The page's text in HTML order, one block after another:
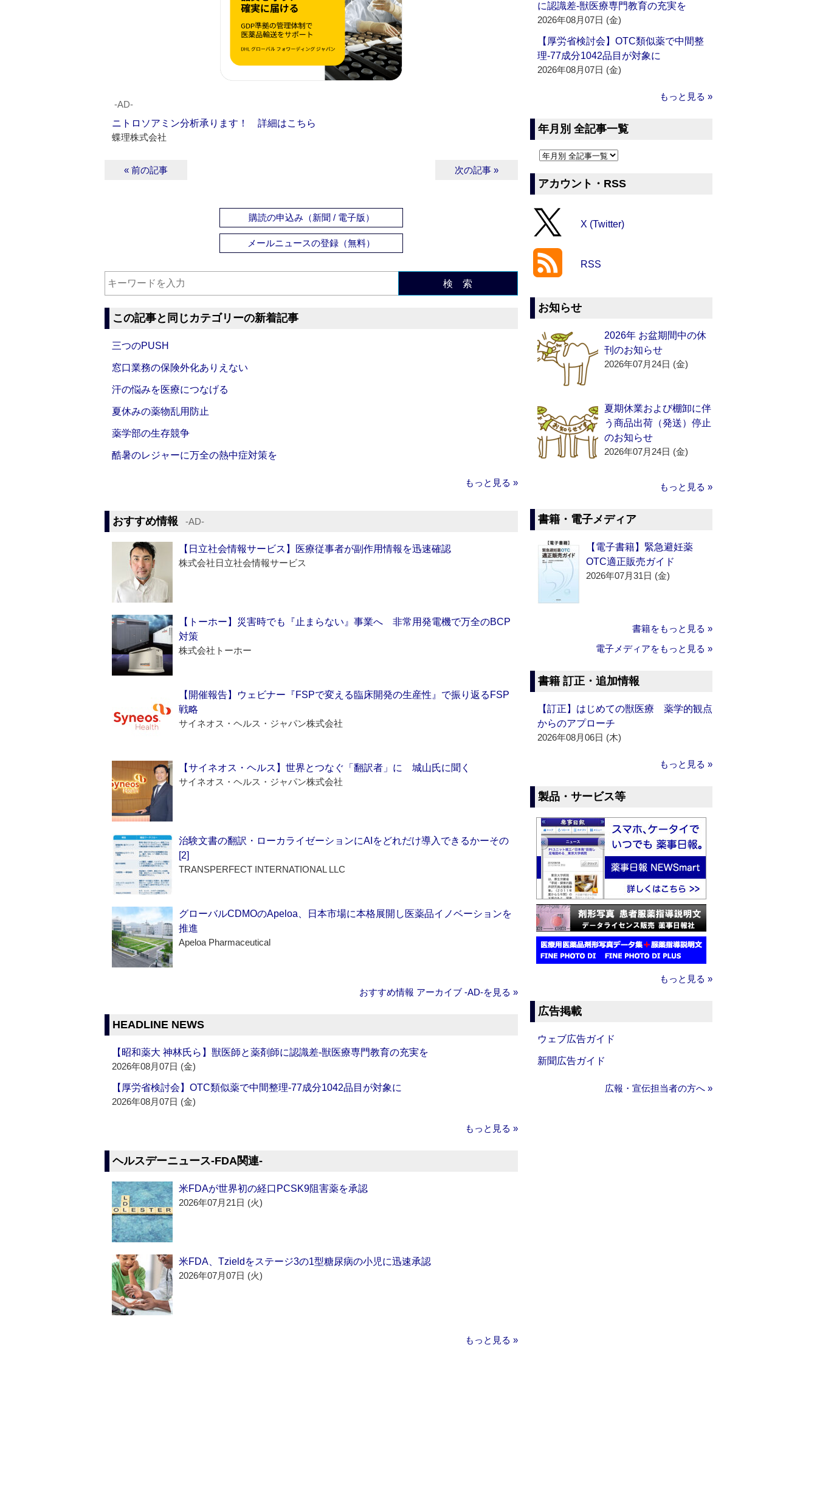
‐AD‐
ニトロソアミン分析承ります！ 詳細はこちら
蝶理株式会社
« 前の記事 次の記事 »
購読の申込み（新聞 / 電子版）
メールニュースの登録（無料）
検 索
この記事と同じカテゴリーの新着記事
三つのPUSH
窓口業務の保険外化ありえない
汗の悩みを医療につなげる
夏休みの薬物乱用防止
薬学部の生存競争
酷暑のレジャーに万全の熱中症対策を
もっと見る »
おすすめ情報 ‐AD‐
【日立社会情報サービス】医療従事者が副作用情報を迅速確認
株式会社日立社会情報サービス
【トーホー】災害時でも『止まらない』事業へ 非常用発電機で万全のBCP
対策
株式会社トーホー
【開催報告】ウェビナー『FSPで変える臨床開発の生産性』で振り返るFSP
戦略
サイネオス・ヘルス・ジャパン株式会社
【サイネオス・ヘルス】世界とつなぐ「翻訳者」に 城山氏に聞く
サイネオス・ヘルス・ジャパン株式会社
治験文書の翻訳・ローカライゼーションにAIをどれだけ導入できるかーその
[2]
TRANSPERFECT INTERNATIONAL LLC
グローバルCDMOのApeloa、日本市場に本格展開し医薬品イノベーションを
推進
Apeloa Pharmaceutical
おすすめ情報 アーカイブ ‐AD‐を見る »
HEADLINE NEWS
【昭和薬大 神林氏ら】獣医師と薬剤師に認識差‐獣医療専門教育の充実を
2026年08月07日 (金)
【厚労省検討会】OTC類似薬で中間整理‐77成分1042品目が対象に
2026年08月07日 (金)
もっと見る »
ヘルスデーニュース‐FDA関連‐
米FDAが世界初の経口PCSK9阻害薬を承認
2026年07月21日 (火)
米FDA、Tzieldをステージ3の1型糖尿病の小児に迅速承認
2026年07月07日 (火)
もっと見る »
に認識差‐獣医療専門教育の充実を
2026年08月07日 (金)
【厚労省検討会】OTC類似薬で中間整
理‐77成分1042品目が対象に
2026年08月07日 (金)
もっと見る »
年月別 全記事一覧
アカウント・RSS
X (Twitter)
RSS
お知らせ
2026年 お盆期間中の休
刊のお知らせ
2026年07月24日 (金)
夏期休業および棚卸に伴
う商品出荷（発送）停止
のお知らせ
2026年07月24日 (金)
もっと見る »
書籍・電子メディア
【電子書籍】緊急避妊薬
OTC適正販売ガイド
2026年07月31日 (金)
書籍をもっと見る »
電子メディアをもっと見る »
書籍 訂正・追加情報
【訂正】はじめての獣医療 薬学的観点
からのアプローチ
2026年08月06日 (木)
もっと見る »
製品・サービス等
もっと見る »
広告掲載
ウェブ広告ガイド
新聞広告ガイド
広報・宣伝担当者の方へ »